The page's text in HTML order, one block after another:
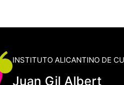
INSTITUTO ALICANTINO DE
Juan Gil Albert